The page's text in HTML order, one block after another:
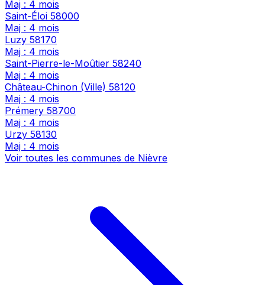
Maj : 4 mois
Saint-Éloi 58000
Maj : 4 mois
Luzy 58170
Maj : 4 mois
Saint-Pierre-le-Moûtier 58240
Maj : 4 mois
Château-Chinon (Ville) 58120
Maj : 4 mois
Prémery 58700
Maj : 4 mois
Urzy 58130
Maj : 4 mois
Voir toutes les communes de Nièvre